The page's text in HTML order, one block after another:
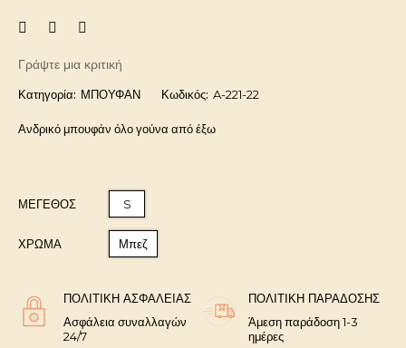
Γράψτε μια κριτική
Κατηγορία: ΜΠΟΥΦΑΝ Κωδικός: A-221-22
Ανδρικό μπουφάν όλο γούνα από έξω
ΜΈΓΕΘΟΣ S
ΧΡΩΜΑ Μπεζ
ΠΟΛΙΤΙΚΉ ΑΣΦΑΛΕΊΑΣ
Ασφάλεια συναλλαγών
24/7
ΠΟΛΙΤΙΚΉ ΠΑΡΆΔΟΣΗΣ
Άμεση παράδοση 1-3
ημέρες